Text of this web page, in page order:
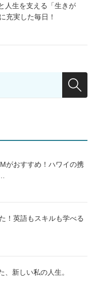
人生を支える「生きが
充実した毎日！
がおすすめ！ハワイの携
！英語もスキルも学べる
、新しい私の人生。